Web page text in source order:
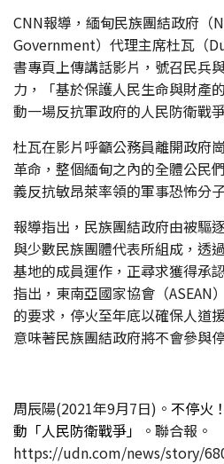
CNN報導，緬甸民族團結政府
Government）代理主席杜瓦（
書專頁上傳講話影片，號召民兵
力，「基於保護人民生命與財產
動一場反抗軍政府的人民防衛戰
杜瓦在影片呼籲公務員離開政府
革命，整個緬甸之內的全體公民
義反抗敏昂萊率領的軍事恐怖分
報導指出，民族團結政府由被驅
與少數民族團體代表所組成，透
基地的成員運作，正尋求獲得承
指出，東南亞國家協會（ASEAN
的要求，停火至年底以確保人道
意味著民族團結政府將不會參與
周辰陽(2021年9月7日)。 不停火
動「人民防衛戰爭」
。聯合報。
https://udn.com/news/story/